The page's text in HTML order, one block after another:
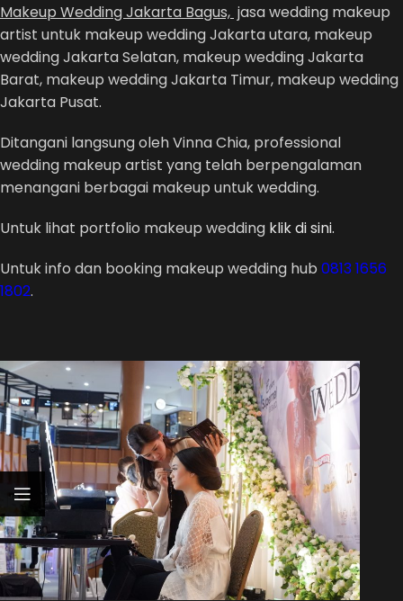
Makeup Wedding Jakarta Bagus, jasa wedding makeup
artist untuk makeup wedding Jakarta utara, makeup
wedding Jakarta Selatan, makeup wedding Jakarta
Barat, makeup wedding Jakarta Timur, makeup wedding
Jakarta Pusat.
Ditangani langsung oleh Vinna Chia, professional
wedding makeup artist yang telah berpengalaman
menangani berbagai makeup untuk wedding.
Untuk lihat portfolio makeup wedding klik di sini.
Untuk info dan booking makeup wedding hub 0813 1656
1802.